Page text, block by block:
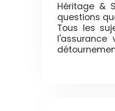
Héritage &
questions
Tous les